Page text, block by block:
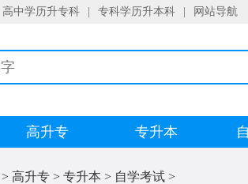
高中学历升专科 专科学历升本科 网站导航
高升专 专升本
> 高升专 > 专升本 > 自学考试 >